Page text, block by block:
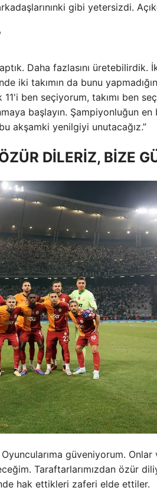
gibi yetersizdi.
Daha fazlasını üretebilirdik.
iki takımın da bunu
ben seçiyorum, takımı ben
başlayın. Şampiyonluğun
akşamki yenilgiyi unutacağız.”
DİLERİZ, BİZE
güveniyorum. Onlar
Taraftarlarımızdan özür
hak ettikleri zaferi elde ettiler.